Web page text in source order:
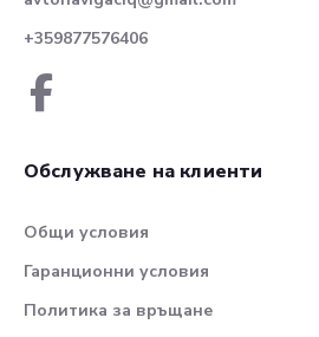
+359877576406
Обслужване на клиенти
Общи условия
Гаранционни условия
Политика за връщане